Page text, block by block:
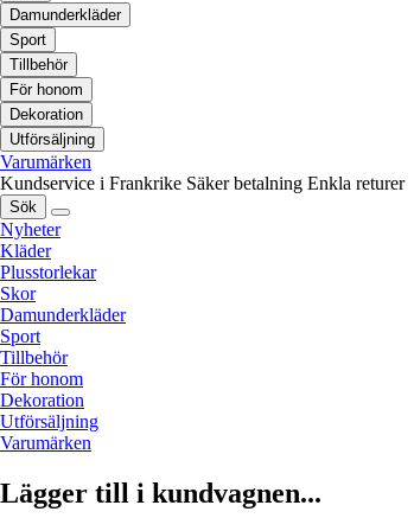
Damunderkläder
Sport
Tillbehör
För honom
Dekoration
Utförsäljning
Varumärken
Kundservice i Frankrike Säker betalning Enkla returer
Sök
Nyheter
Kläder
Plusstorlekar
Skor
Damunderkläder
Sport
Tillbehör
För honom
Dekoration
Utförsäljning
Varumärken
Lägger till i kundvagnen...